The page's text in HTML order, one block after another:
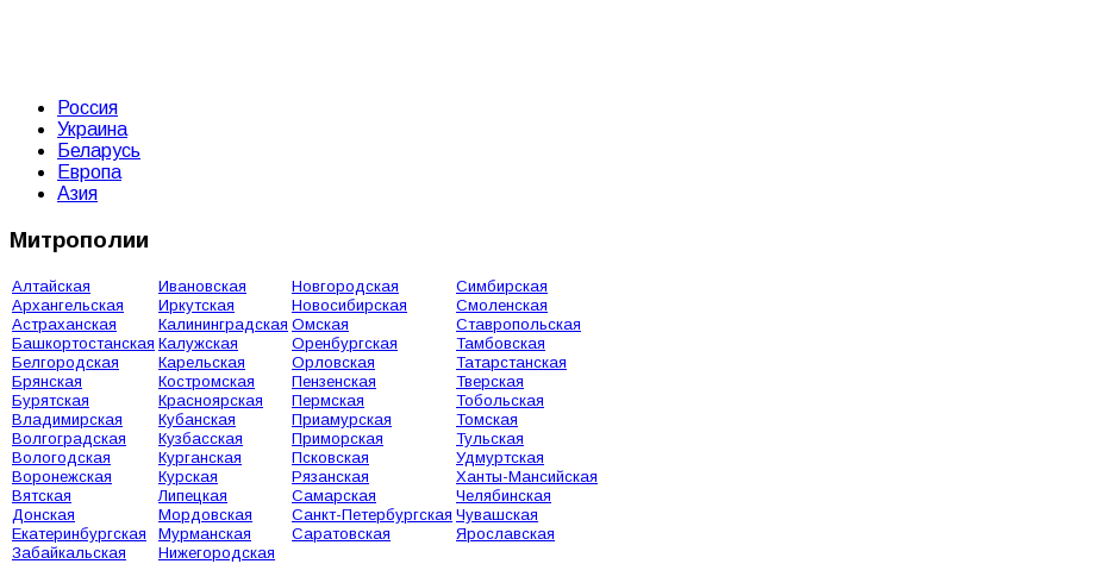
Россия
Украина
Беларусь
Европа
Азия
Митрополии
Алтайская
Архангельская
Астраханская
Башкортостанская
Белгородская
Брянская
Бурятская
Владимирская
Волгоградская
Вологодская
Воронежская
Вятская
Донская
Екатеринбургская
Забайкальская
Ивановская
Иркутская
Калининградская
Калужская
Карельская
Костромская
Красноярская
Кубанская
Кузбасская
Курганская
Курская
Липецкая
Мордовская
Мурманская
Нижегородская
Новгородская
Новосибирская
Омская
Оренбургская
Орловская
Пензенская
Пермская
Приамурская
Приморская
Псковская
Рязанская
Самарская
Санкт-Петербургская
Саратовская
Симбирская
Смоленская
Ставропольская
Тамбовская
Татарстанская
Тверская
Тобольская
Томская
Тульская
Удмуртская
Ханты-Мансийская
Челябинская
Чувашская
Ярославская